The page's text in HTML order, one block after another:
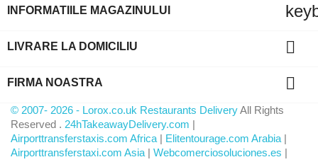
INFORMATIILE MAGAZINULUI
LIVRARE LA DOMICILIU 
FIRMA NOASTRA 
© 2007- 2026 - Lorox.co.uk Restaurants DeliveryAll Rights
Reserved . 24hTakeawayDelivery.com |
Airporttransferstaxis.com Africa | Elitentourage.com Arabia |
Airporttransferstaxi.com Asia | Webcomerciosoluciones.es |